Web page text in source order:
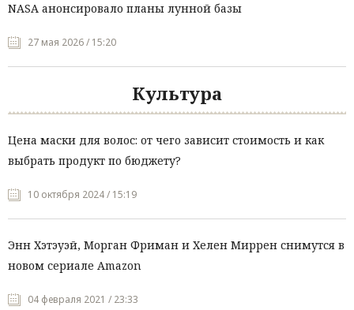
NASA анонсировало планы лунной базы
27 мая 2026 / 15:20
Культура
Цена маски для волос: от чего зависит стоимость и как
выбрать продукт по бюджету?
10 октября 2024 / 15:19
Энн Хэтэуэй, Морган Фриман и Хелен Миррен снимутся в
новом сериале Amazon
04 февраля 2021 / 23:33